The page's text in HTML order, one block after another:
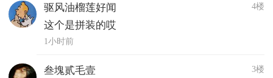
驱风油榴莲好闻 4楼
这个是拼装的哎
1小时前
叁塊贰毛壹 3楼